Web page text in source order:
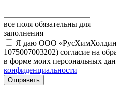
все поля обязательны для
заполнения
Я даю ООО
1075007003202) согласие на
в форме моих персональных
конфиденциальности